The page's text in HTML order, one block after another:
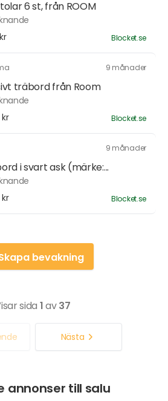
6 st, från ROOM
Blocket.se
9 månader
träbord från Room
Blocket.se
9 månader
i svart ask (märke:...
Blocket.se
bevakning
sida 1av37
Nästa
annonser till salu